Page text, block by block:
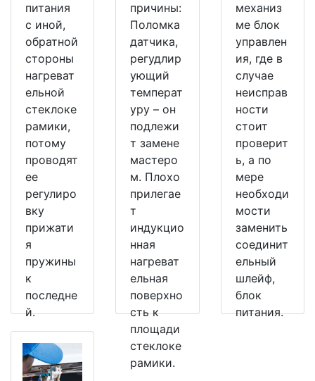
питания
с иной,
обратной
стороны
нагреват
ельной
стеклоке
рамики,
потому
проводят
ее
регулиро
вку
прижати
я
пружины
к
последне
й.
причины:
Поломка
датчика,
регудлир
ующий
температ
уру – он
подлежи
т замене
мастеро
м. Плохо
прилегае
т
индукцио
нная
нагреват
ельная
поверхно
сть к
площади
стеклоке
рамики.
механиз
ме блок
управлен
ия, где в
случае
неисправ
ности
стоит
проверит
ь, а по
мере
необходи
мости
заменить
соединит
ельный
шлейф,
блок
питания.